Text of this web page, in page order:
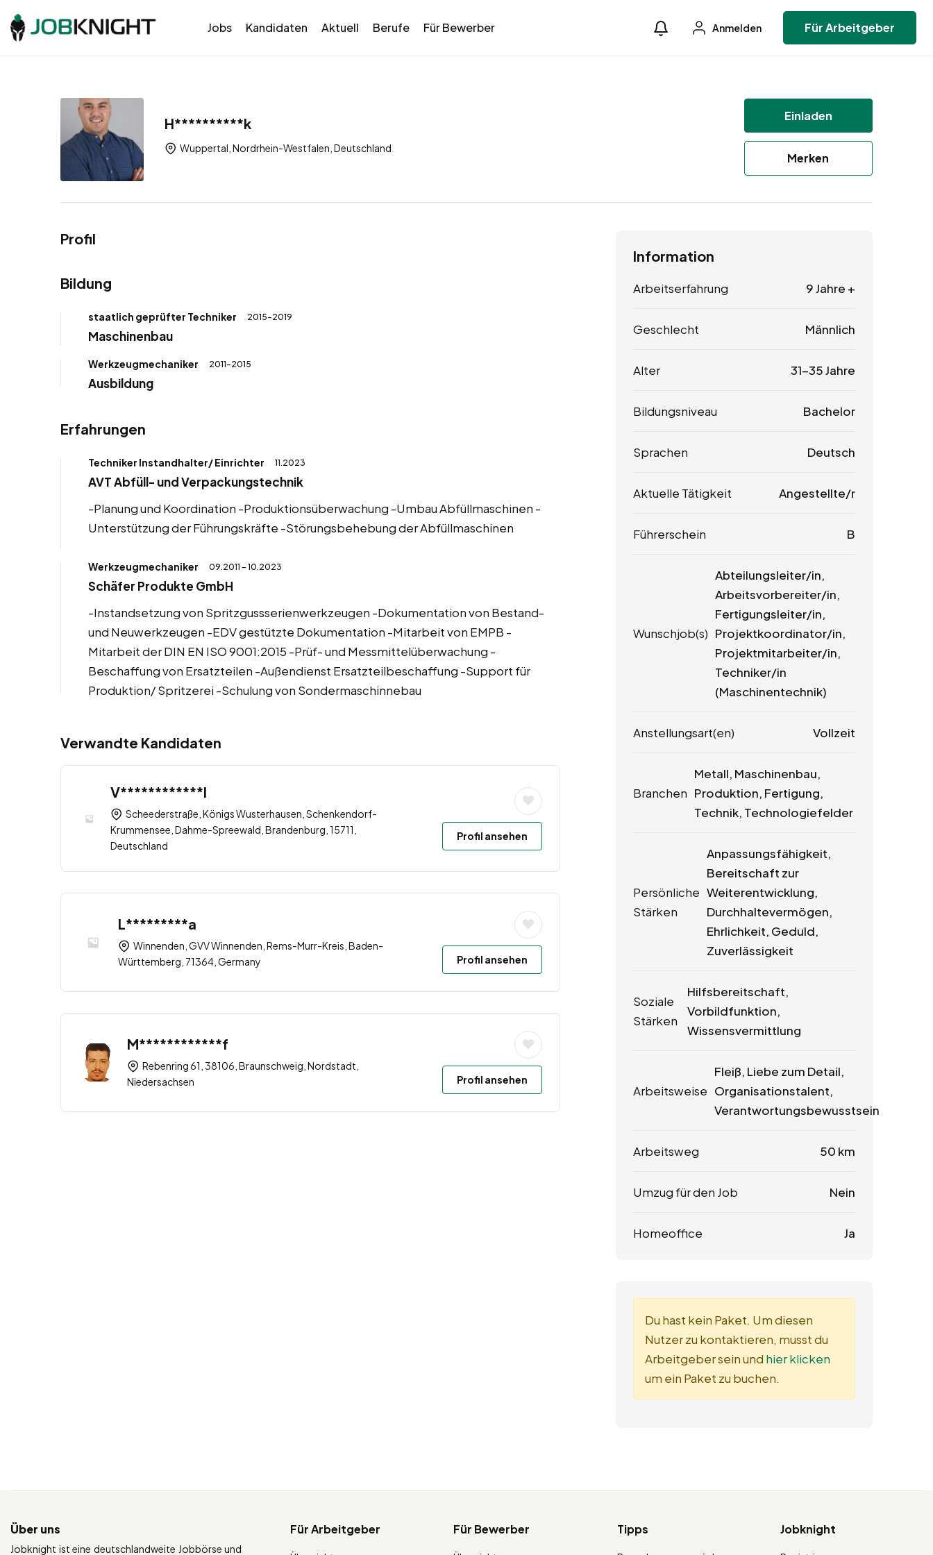
Jobs Kandidaten Aktuell Berufe Für Bewerber Anmelden Für Arbeitgeber
H**********k
Wuppertal, Nordrhein-Westfalen, Deutschland
Einladen
Merken
Profil
Bildung
staatlich geprüfter Techniker 2015-2019
Maschinenbau
Werkzeugmechaniker 2011-2015
Ausbildung
Erfahrungen
Techniker Instandhalter/ Einrichter 11.2023
AVT Abfüll- und Verpackungstechnik
-Planung und Koordination -Produktionsüberwachung -Umbau Abfüllmaschinen -
Unterstützung der Führungskräfte -Störungsbehebung der Abfüllmaschinen
Werkzeugmechaniker 09.2011 - 10.2023
Schäfer Produkte GmbH
-Instandsetzung von Spritzgussserienwerkzeugen -Dokumentation von Bestand-
und Neuwerkzeugen -EDV gestützte Dokumentation -Mitarbeit von EMPB -
Mitarbeit der DIN EN ISO 9001:2015 -Prüf- und Messmittelüberwachung -
Beschaffung von Ersatzteilen -Außendienst Ersatzteilbeschaffung -Support für
Produktion/ Spritzerei -Schulung von Sondermaschinnebau
Verwandte Kandidaten
V************l
Scheederstraße, Königs Wusterhausen, Schenkendorf-
Krummensee, Dahme-Spreewald, Brandenburg, 15711,
Deutschland
Profil ansehen
L*********a
Winnenden, GVV Winnenden, Rems-Murr-Kreis, Baden-
Württemberg, 71364, Germany
Profil ansehen
M************f
Rebenring 61, 38106, Braunschweig, Nordstadt,
Niedersachsen
Profil ansehen
Information
Arbeitserfahrung 9 Jahre +
Geschlecht Männlich
Alter 31-35 Jahre
Bildungsniveau Bachelor
Sprachen Deutsch
Aktuelle Tätigkeit Angestellte/r
Führerschein B
Wunschjob(s)
Abteilungsleiter/in,
Arbeitsvorbereiter/in,
Fertigungsleiter/in,
Projektkoordinator/in,
Projektmitarbeiter/in,
Techniker/in
(Maschinentechnik)
Anstellungsart(en) Vollzeit
Branchen
Metall, Maschinenbau,
Produktion, Fertigung,
Technik, Technologiefelder
Persönliche
Stärken
Anpassungsfähigkeit,
Bereitschaft zur
Weiterentwicklung,
Durchhaltevermögen,
Ehrlichkeit, Geduld,
Zuverlässigkeit
Soziale
Stärken
Hilfsbereitschaft,
Vorbildfunktion,
Wissensvermittlung
Arbeitsweise
Fleiß, Liebe zum Detail,
Organisationstalent,
Verantwortungsbewusstsein
Arbeitsweg 50 km
Umzug für den Job Nein
Homeoffice Ja
Du hast kein Paket. Um diesen
Nutzer zu kontaktieren, musst du
Arbeitgeber sein und hier klicken
um ein Paket zu buchen.
Über uns
Jobknight ist eine deutschlandweite Jobbörse und
Für Arbeitgeber Für Bewerber Tipps Jobknight